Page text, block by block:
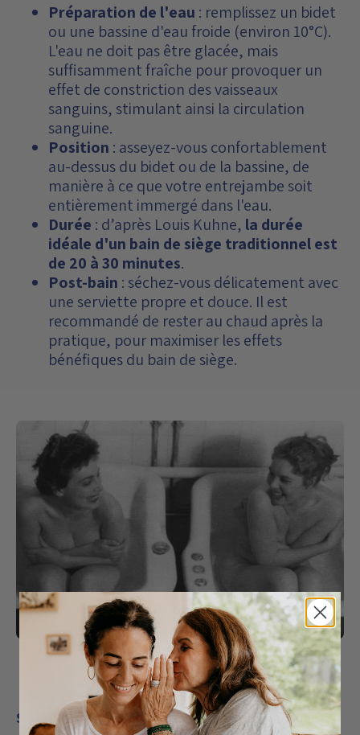
Préparation de l'eau : remplissez un bidet
ou une bassine d'eau froide (environ 10°C).
L'eau ne doit pas être glacée, mais
suffisamment fraîche pour provoquer un
effet de constriction des vaisseaux
sanguins, stimulant ainsi la circulation
sanguine.
Position : asseyez-vous confortablement
au-dessus du bidet ou de la bassine, de
manière à ce que votre entrejambe soit
entièrement immergé dans l'eau.
Durée : d’après Louis Kuhne, la durée
idéale d'un bain de siège traditionnel est
de 20 à 30 minutes.
Post-bain : séchez-vous délicatement avec
une serviette propre et douce. Il est
recommandé de rester au chaud après la
pratique, pour maximiser les effets
bénéfiques du bain de siège.
Sister Feel : la version moderne des bains de